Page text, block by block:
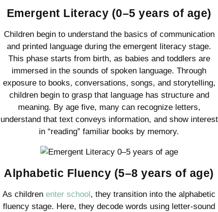
Emergent Literacy (0–5 years of age)
Children begin to understand the basics of communication
and printed language during the emergent literacy stage.
This phase starts from birth, as babies and toddlers are
immersed in the sounds of spoken language. Through
exposure to books, conversations, songs, and storytelling,
children begin to grasp that language has structure and
meaning. By age five, many can recognize letters,
understand that text conveys information, and show interest
in “reading” familiar books by memory.
Alphabetic Fluency (5–8 years of age)
As children enter school , they transition into the alphabetic
fluency stage. Here, they decode words using letter-sound